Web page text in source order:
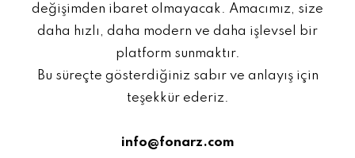
değişimden ibaret olmayacak. Amacımız, size
daha hızlı, daha modern ve daha işlevsel bir
platform sunmaktır.
Bu süreçte gösterdiğiniz sabır ve anlayış için
teşekkür ederiz.
info@fonarz.com